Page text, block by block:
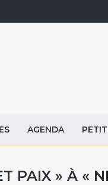
AGENDA
PAIX » À «